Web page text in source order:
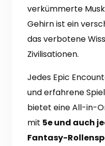
verkümmerte
Gehirn ist ein
das verbotene
Zivilisationen.
Jedes Epic
und erfahrene
bietet eine All-in-
mit 5e und auch
Fantasy-